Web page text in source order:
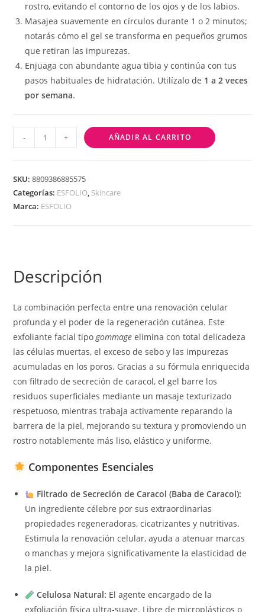
rostro, evitando el contorno de los ojos y de los labios.
Masajea suavemente en círculos durante 1 o 2 minutos;
notarás cómo el gel se transforma en pequeños grumos
que retiran las impurezas.
Enjuaga con abundante agua tibia y continúa con tus
pasos habituales de hidratación. Utilízalo de 1 a 2 veces
por semana.
- + AÑADIR AL CARRITO
SKU:8809386885575
Categorías: ESFOLIO, Skincare
Marca: ESFOLIO
Descripción
La combinación perfecta entre una renovación celular
profunda y el poder de la regeneración cutánea. Este
exfoliante facial tipogommage elimina con total delicadeza
las células muertas, el exceso de sebo y las impurezas
acumuladas en los poros. Gracias a su fórmula enriquecida
con filtrado de secreción de caracol, el gel barre los
residuos superficiales mediante un masaje texturizado
respetuoso, mientras trabaja activamente reparando la
barrera de la piel, mejorando su textura y promoviendo un
rostro notablemente más liso, elástico y uniforme.
Componentes Esenciales
Filtrado de Secreción de Caracol (Baba de Caracol):
Un ingrediente célebre por sus extraordinarias
propiedades regeneradoras, cicatrizantes y nutritivas.
Estimula la renovación celular, ayuda a atenuar marcas
o manchas y mejora significativamente la elasticidad de
la piel.
Celulosa Natural: El agente encargado de la
exfoliación física ultra-suave. Libre de microplásticos o